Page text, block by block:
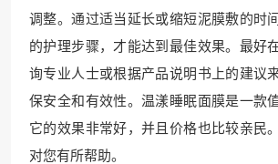
调整。通过适当延长或缩短泥膜敷的时
的护理步骤，才能达到最佳效果。最好
询专业人士或根据产品说明书上的建议
保安全和有效性。温漾睡眠面膜是一款
它的效果非常好，并且价格也比较亲民
对您有所帮助。